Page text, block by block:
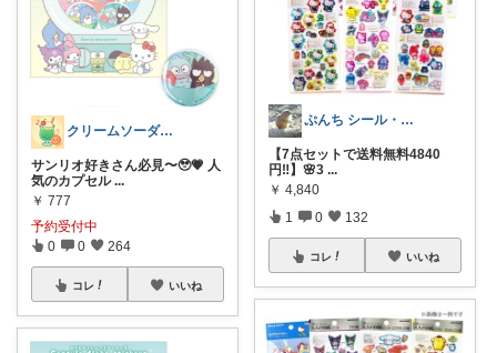
クリームソーダ♫昭和平成レトロ好き母
サンリオ好きさん必見〜🥹💗 人
気のカプセル ...
￥ 777
予約受付中
0 0 264
コレ いいね
ぷんち シール・ファンシー雑貨多め
【7点セットで送料無料4840
円‼️】🌸3 ...
￥ 4,840
1 0 132
コレ いいね